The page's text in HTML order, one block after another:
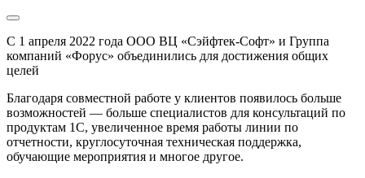
С 1 апреля 2022 года ООО ВЦ «Сэйфтек-Софт» и Группа
компаний «Форус» объединились для достижения общих
целей
Благодаря совместной работе у клиентов появилось больше
возможностей — больше специалистов для консультаций по
продуктам 1С, увеличенное время работы линии по
отчетности, круглосуточная техническая поддержка,
обучающие мероприятия и многое другое.